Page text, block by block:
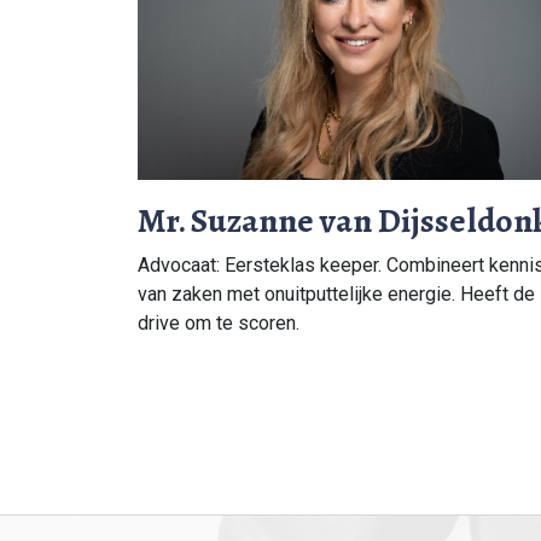
Mr. Suzanne van
Advocaat: Eersteklas keeper. Combineert
van zaken met onuitputtelijke energie. Heeft de
drive om te scoren.